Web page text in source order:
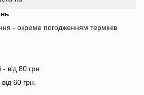
- окреме погодженням термінів
- від 80 грн
від 60 грн.